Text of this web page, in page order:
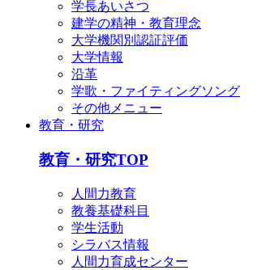
学長あいさつ
建学の精神・教育理念
大学機関別認証評価
大学情報
沿革
学歌・ファイティングソング
その他メニュー
教育・研究
教育・研究TOP
人間力教育
教養基礎科目
学生活動
シラバス情報
人間力育成センター